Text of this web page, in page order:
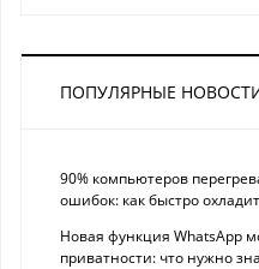
ПОПУЛЯРНЫЕ
90% компьютеров
ошибок: как быстро
Новая функция WhatsApp
приватности: что нужно